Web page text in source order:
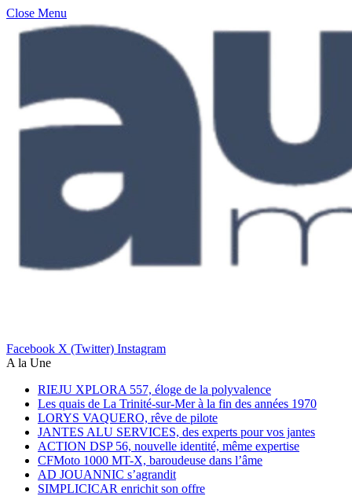
Close Menu
Facebook X (Twitter) Instagram
A la Une
RIEJU XPLORA 557, éloge de la polyvalence
Les quais de La Trinité-sur-Mer à la fin des années 1970
LORYS VAQUERO, rêve de pilote
JANTES ALU SERVICES, des experts pour vos jantes
ACTION DSP 56, nouvelle identité, même expertise
CFMoto 1000 MT-X, baroudeuse dans l’âme
AD JOUANNIC s’agrandit
SIMPLICICAR enrichit son offre